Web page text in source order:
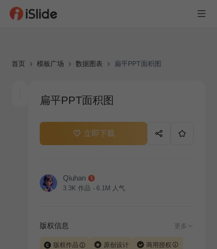
首页 模板广场 数据图表 扁平PPT面积图
扁平PPT面积图
立即下载
Qiuhan
3.3K 作品 6.1M 人气
版权信息 更多
版权作品 原创设计 商用授权